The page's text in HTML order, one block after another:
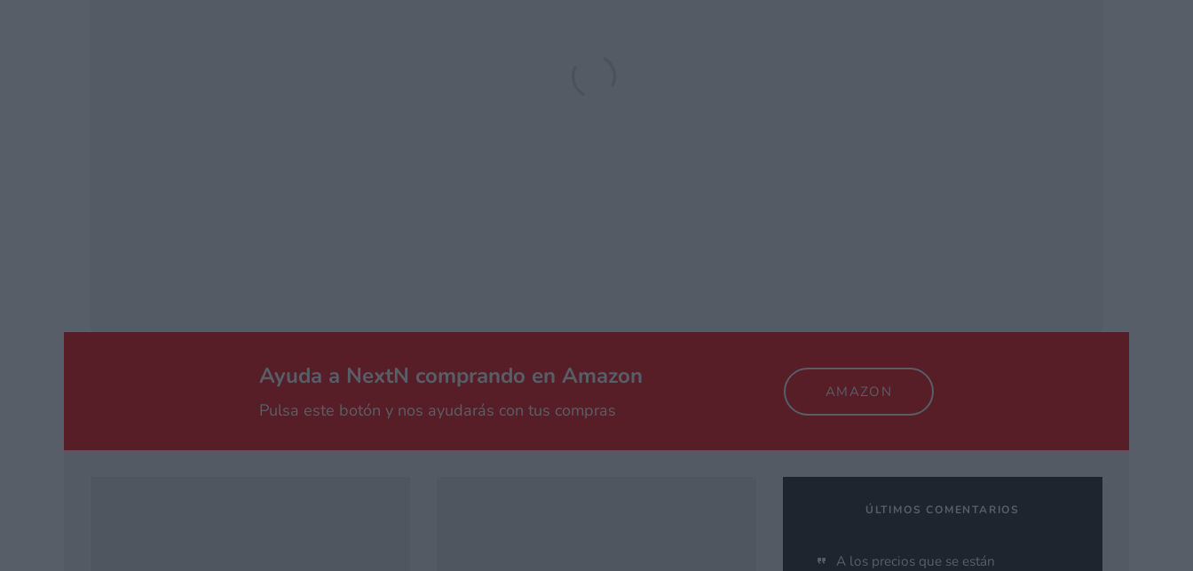
Ayuda a NextN comprando en Amazon
Pulsa este botón y nos ayudarás con tus compras
AMAZON
ÚLTIMOS COMENTARIOS
A los precios que se están